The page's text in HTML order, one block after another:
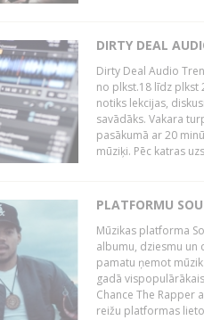
DIRTY DEAL
Dirty Deal Audio
no plkst.18 līdz plkst
notiks lekcijas,
savādāks. Vakara
pasākumā ar 20
mūziķi. Pēc katras
PLATFORMU
Mūzikas platforma
albumu, dziesmu un
pamatu ņemot
gadā
Chance The Rapper
reižu platformas